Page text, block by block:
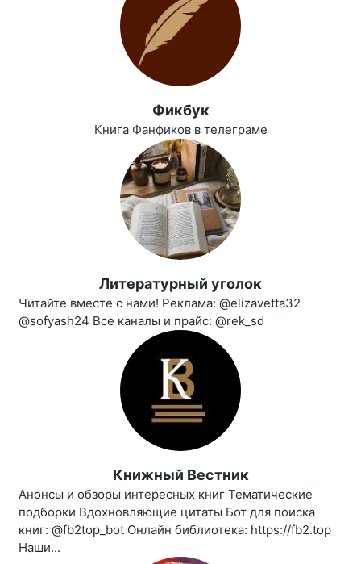
Фикбук
Книга Фанфиков в телеграме
Литературный уголок
Читайте вместе с нами! Реклама: @elizavetta32
@sofyash24 Все каналы и прайс: @rek_sd
Книжный Вестник
Анонсы и обзоры интересных книг Тематические
подборки Вдохновляющие цитаты Бот для поиска
книг: @fb2top_bot Онлайн библиотека: https://fb2.top
Наши...